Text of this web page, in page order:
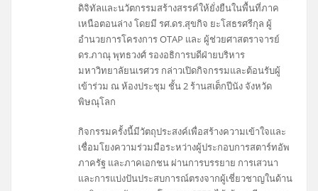
ดิจิทัลและนวัตกรรมสร้างสรรค์ให้ยั่งยืนในพื้นที่ภาค
เหนือตอนล่าง โดยมี รศ.ดร.สุขกิจ ยะโสธรศรีกุล ผู้
อำนวยการโครงการ OTAP และ ผู้ช่วยศาสตราจารย์
ดร.ภาณุ พุทธวงศ์ รองอธิการบดีฝ่ายบริหาร
มหาวิทยาลัยนเรศวร กล่าวเปิดกิจกรรมและต้อนรับผู้
เข้าร่วม ณ ห้องประชุม ชั้น 2 ร้านสเต็กปีนัง จังหวัด
พิษณุโลก
กิจกรรมครั้งนี้มีวัตถุประสงค์เพื่อสร้างความเข้าใจและ
เชื่อมโยงความร่วมมือระหว่างผู้ประกอบการสตาร์ทอัพ
ภาครัฐ และภาคเอกชน ผ่านการบรรยาย การเสวนา
และการแบ่งปันประสบการณ์ตรงจากผู้เชี่ยวชาญในด้าน